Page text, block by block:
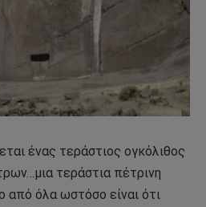
ένας τεράστιος ογκόλιθος
τεράστια πέτρινη
από όλα ωστόσο είναι ότι